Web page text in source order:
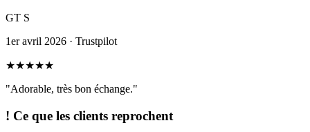
GT S
1er avril 2026 · Trustpilot
★★★★★
"Adorable, très bon échange."
! Ce que les clients reprochent